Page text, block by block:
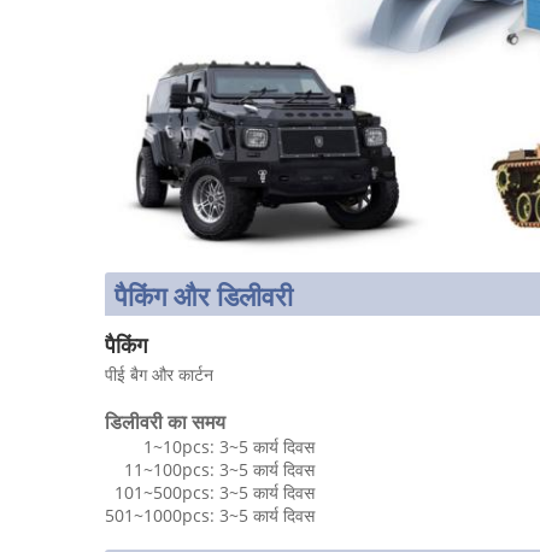
पैकिंग और डिलीवरी
पैकिंग
पीई बैग और कार्टन
डिलीवरी का समय
1~10pcs: 3~5 कार्य दिवस
11~100pcs: 3~5 कार्य दिवस
101~500pcs: 3~5 कार्य दिवस
501~1000pcs: 3~5 कार्य दिवस